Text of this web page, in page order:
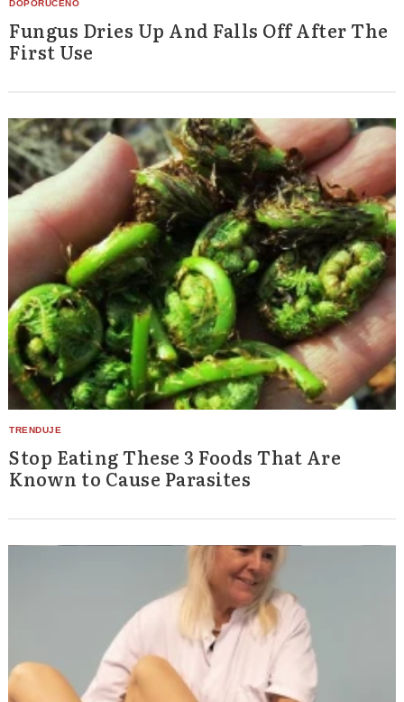
Fungus Dries Up And Falls Off After The
First Use
Stop Eating These 3 Foods That Are
Known to Cause Parasites